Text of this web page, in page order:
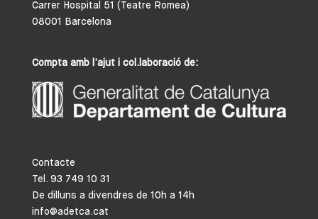
Carrer Hospital 51 (Teatre Romea)
08001 Barcelona
Compta amb l’ajut i col.laboració de:
Contacte
Tel. 93 749 10 31
De dilluns a divendres de 10h a 14h
info@adetca.cat